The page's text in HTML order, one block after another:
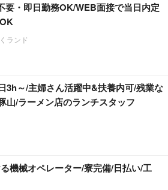
要・即日勤務OK/WEB面接で当日内定
ランド
3h～/主婦さん活躍中&扶養内可/残業な
山/ラーメン店のランチスタッフ
機械オペレーター/寮完備/日払い/工